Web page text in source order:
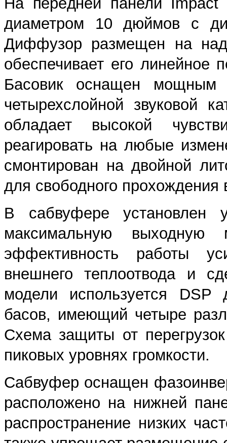
диаметром 10 дюймов с
Диффузор размещен на
обеспечивает его
Басовик оснащен мощным
четырехслойной звуковой
обладает высокой
реагировать на любые
смонтирован на двойной
для свободного прохождения
В сабвуфере установлен
максимальную
эффективность работы
внешнего теплоотвода и
модели используется DSP
басов, имеющий четыре
Схема защиты от
пиковых уровнях громкости.
Сабвуфер оснащен
расположено на нижней
распространение низких